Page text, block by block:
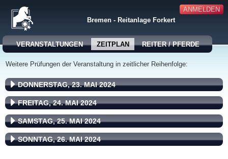
ANMELDEN
Bremen - Reitanlage Forkert
VERANSTALTUNGEN ZEITPLAN REITER / PFERDE
Weitere Prüfungen der Veranstaltung in zeitlicher Reihenfolge:
DONNERSTAG, 23. MAI 2024
FREITAG, 24. MAI 2024
SAMSTAG, 25. MAI 2024
SONNTAG, 26. MAI 2024